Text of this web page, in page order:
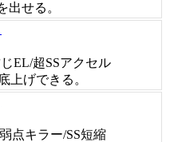
出せる。
EL/超SSアクセル
上げできる。
点キラー/SS短縮